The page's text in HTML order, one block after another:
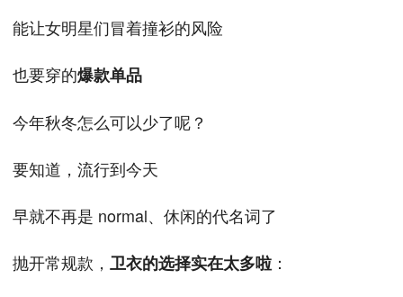
能让女明星们冒着撞衫的风险
也要穿的爆款单品
今年秋冬怎么可以少了呢？
要知道，流行到今天
早就不再是 normal、休闲的代名词了
抛开常规款， 卫衣的选择实在太多啦 ：